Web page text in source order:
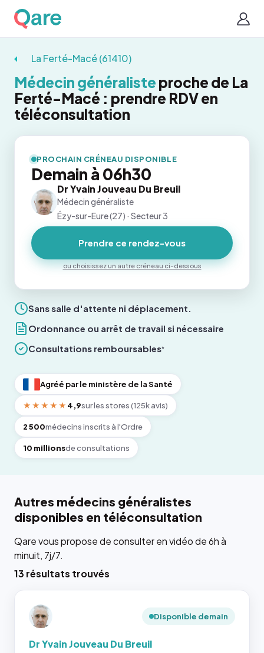
La Ferté-Macé (61410)
Médecin généraliste proche de La
Ferté-Macé : prendre RDV en
téléconsultation
Sans salle d'attente ni déplacement.
Ordonnance ou arrêt de travail si nécessaire
Consultations remboursables*
Agréé par le ministère de la Santé
★★★★★ 4,9sur les stores (125k avis)
2 500médecins inscrits à l'Ordre
10 millionsde consultations
PROCHAIN CRÉNEAU DISPONIBLE
Demain à 06h30
Dr Yvain Jouveau Du Breuil
Médecin généraliste
Ézy-sur-Eure (27) · Secteur 3
Prendre ce rendez-vous
ou choisissez un autre créneau ci-dessous
Autres médecins généralistes
disponibles en téléconsultation
Qare vous propose de consulter en vidéo de 6h à
minuit, 7j/7.
13 résultats trouvés
Disponible demain
Dr Yvain Jouveau Du Breuil